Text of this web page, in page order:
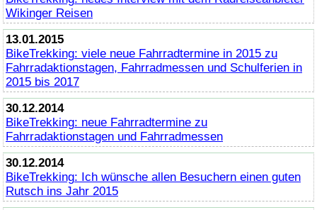
Wikinger Reisen
13.01.2015
BikeTrekking: viele neue Fahrradtermine in 2015 zu
Fahrradaktionstagen, Fahrradmessen und Schulferien in
2015 bis 2017
30.12.2014
BikeTrekking: neue Fahrradtermine zu
Fahrradaktionstagen und Fahrradmessen
30.12.2014
BikeTrekking: Ich wünsche allen Besuchern einen guten
Rutsch ins Jahr 2015